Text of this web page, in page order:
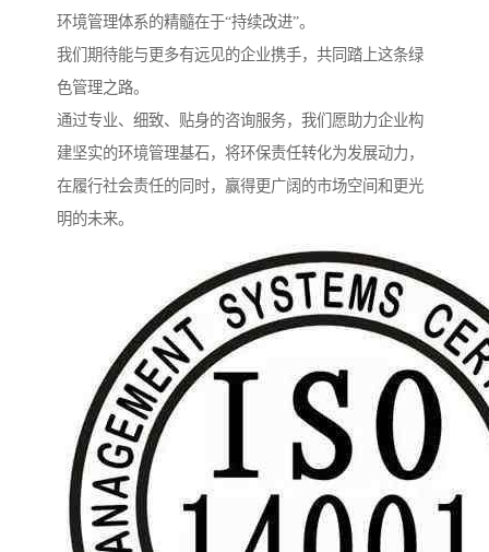
环境管理体系的精髓在于“持续改进”。
我们期待能与更多有远见的企业携手，共同踏上这条绿
色管理之路。
通过专业、细致、贴身的咨询服务，我们愿助力企业构
建坚实的环境管理基石，将环保责任转化为发展动力，
在履行社会责任的同时，赢得更广阔的市场空间和更光
明的未来。